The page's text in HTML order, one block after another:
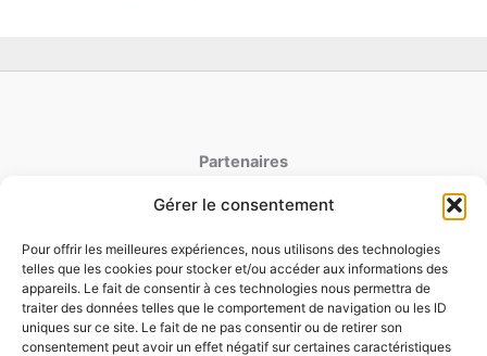
Gérer le consentement
Pour offrir les meilleures expériences, nous utilisons des technologies
telles que les cookies pour stocker et/ou accéder aux informations des
appareils. Le fait de consentir à ces technologies nous permettra de
traiter des données telles que le comportement de navigation ou les ID
uniques sur ce site. Le fait de ne pas consentir ou de retirer son
consentement peut avoir un effet négatif sur certaines caractéristiques
Partenaires
latoiturepro.fr
couverture-jdujardin.fr
Mentions Legales
Politique de cookies